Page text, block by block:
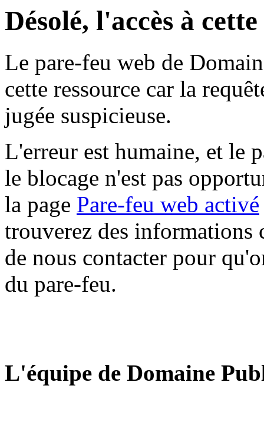
Désolé, l'accès à
Le pare-feu web de
cette ressource car la
jugée suspicieuse.
L'erreur est humaine, et le
le blocage n'est pas
la page Pare-feu web activé
trouverez des informations
de nous contacter pour
du pare-feu.
L'équipe de Domaine